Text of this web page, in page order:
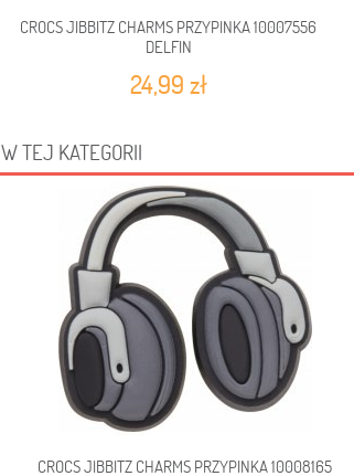
CROCS JIBBITZ CHARMS PRZYPINKA 10007556
DELFIN
24,99 zł
W TEJ KATEGORII
CROCS JIBBITZ CHARMS PRZYPINKA 10008165